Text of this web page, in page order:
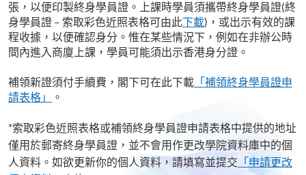
張，以便印製終身學員證。上課時學員須攜帶終身學員證(終
身學員證 – 索取彩色近照表格可由此下載)，或出示有效的課
程收據，以便確認身分。惟在某些情況下，例如在非辦公時
間內進入商廈上課，學員可能須出示香港身分證。
補領新證須付手續費，閣下可在此下載 「補領終身學員證申
請表格」
。
*索取彩色近照表格或補領終身學員證申請表格中提供的地址
僅用於郵寄終身學員證，並不會用作更改學院資料庫中的個
人資料。如欲更新你的個人資料，請填寫並提交 「申請更改